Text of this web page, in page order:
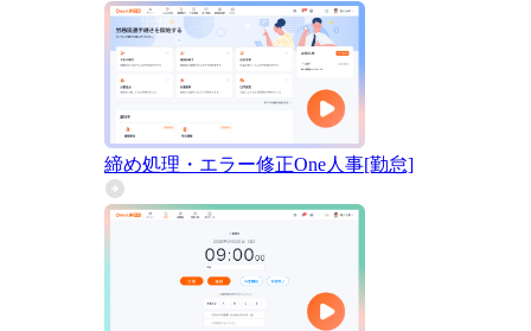
締め処理・エラー修正One人事[勤怠]